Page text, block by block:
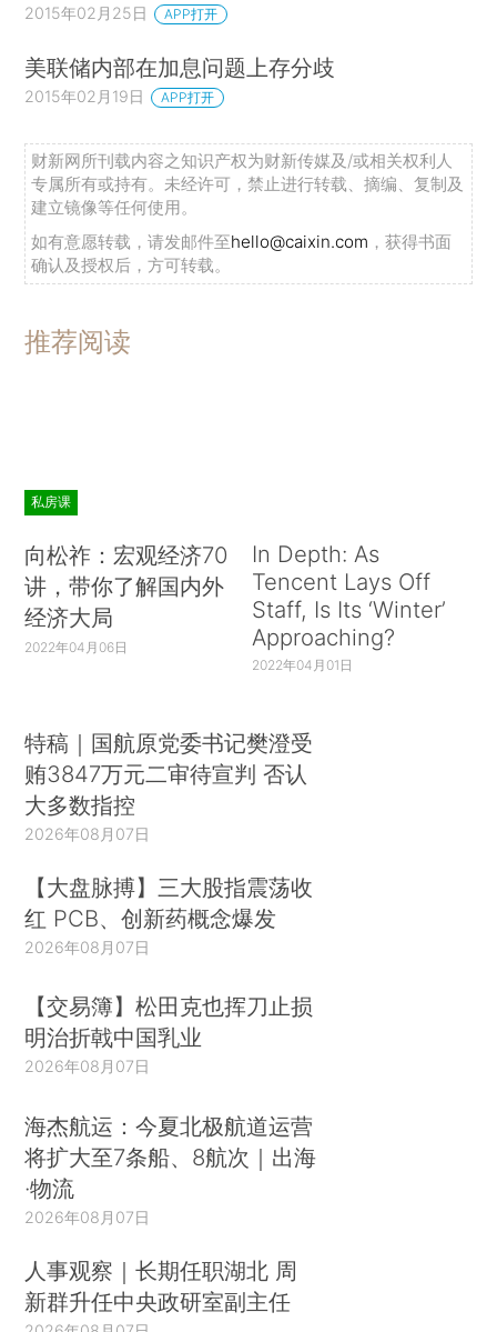
2015年02月25日 APP打开
美联储内部在加息问题上存分歧
2015年02月19日 APP打开
财新网所刊载内容之知识产权为财新传媒及/或相关权利人
专属所有或持有。未经许可，禁止进行转载、摘编、复制及
建立镜像等任何使用。
如有意愿转载，请发邮件至hello@caixin.com ，获得书面
确认及授权后，方可转载。
推荐阅读
私房课
向松祚：宏观经济70
讲，带你了解国内外
经济大局
2022年04月06日
In Depth: As
Tencent Lays Off
Staff, Is Its ‘Winter’
Approaching?
2022年04月01日
特稿｜国航原党委书记樊澄受
贿3847万元二审待宣判 否认
大多数指控
2026年08月07日
【大盘脉搏】三大股指震荡收
红 PCB、创新药概念爆发
2026年08月07日
【交易簿】松田克也挥刀止损
明治折戟中国乳业
2026年08月07日
海杰航运：今夏北极航道运营
将扩大至7条船、8航次｜出海
·物流
2026年08月07日
人事观察｜长期任职湖北 周
新群升任中央政研室副主任